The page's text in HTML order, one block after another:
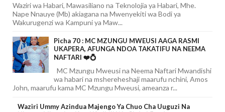
Waziri wa Habari, Mawasiliano na Teknolojia ya Habari, Mhe.
Nape Nnauye (Mb) akiagana na Mwenyekiti wa Bodi ya
Wakurugenzi wa Kampuni ya Maw...
Picha 70 : MC MZUNGU MWEUSI AAGA RASMI
UKAPERA, AFUNGA NDOA TAKATIFU NA NEEMA
NAFTARI ❤️💍
MC Mzungu Mweusi na Neema Naftari Mwandishi
wa habari na mshereheshaji maarufu nchini, Amos
John, maarufu kama MC Mzungu Mweusi, ameanza r...
Waziri Ummy Azindua Majengo Ya Chuo Cha Uuguzi Na